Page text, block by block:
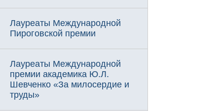
Лауреаты Международной
Пироговской премии
Лауреаты Международной
премии академика Ю.Л.
Шевченко «За милосердие и
труды»